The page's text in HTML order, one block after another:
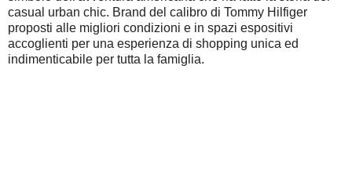
casual urban chic. Brand del calibro di Tommy Hilfiger
proposti alle migliori condizioni e in spazi espositivi
accoglienti per una esperienza di shopping unica ed
indimenticabile per tutta la famiglia.